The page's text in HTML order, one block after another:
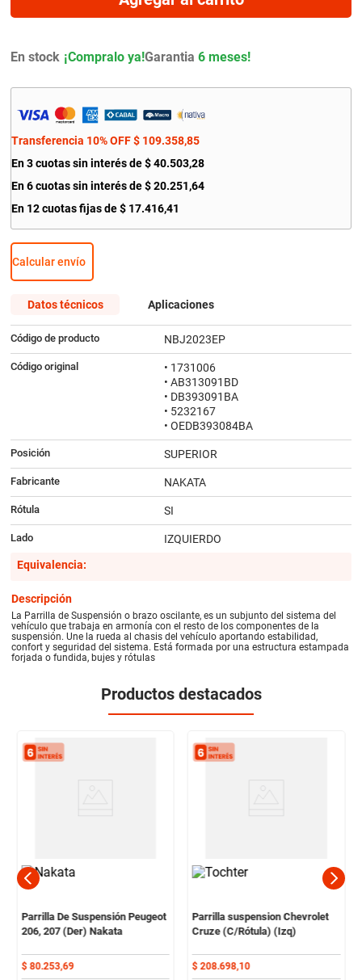
En stock Garantia 6 meses!
Transferencia 10% OFF $ 109.358,85
En 3 cuotas sin interés de $ 40.503,28
En 6 cuotas sin interés de$ 20.251,64
En 12 cuotas fijas de $ 17.416,41
Calcular envío
Datos técnicos Aplicaciones
Código de producto NBJ2023EP
Código original
• 1731006
• AB313091BD
• DB393091BA
• 5232167
• OEDB393084BA
Posición SUPERIOR
Fabricante NAKATA
Rótula SI
Lado
IZQUIERDO
Equivalencia:
Descripción
La Parrilla de Suspensión o brazo oscilante, es un subjunto del sistema del
vehículo que trabaja en armonía con el resto de los componentes de la
suspensión. Une la rueda al chasis del vehículo aportando estabilidad,
confort y seguridad del sistema. Está formada por una estructura estampada
forjada o fundida, bujes y rótulas
Productos destacados
Parrilla De Suspensión Peugeot
206, 207 (Der) Nakata
$ 80.253,69
Parrilla suspension Chevrolet
Cruze (C/Rótula) (Izq)
$ 208.698,10